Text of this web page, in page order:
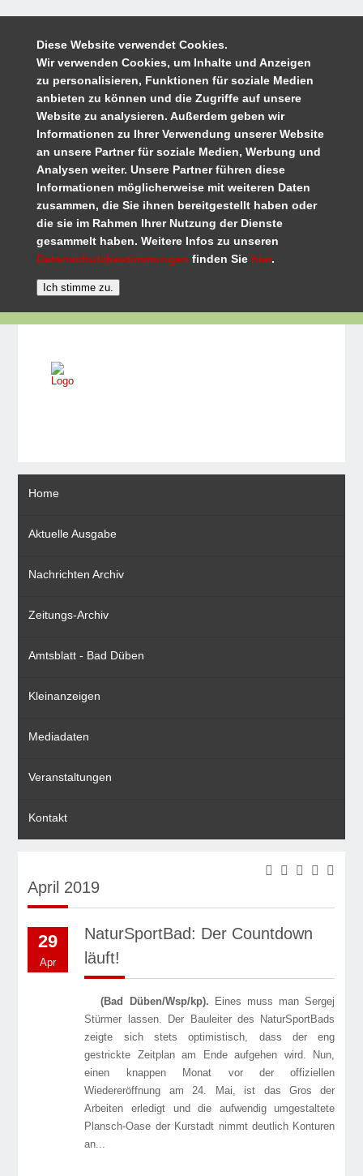
Diese Website verwendet Cookies.
Wir verwenden Cookies, um Inhalte und Anzeigen
zu personalisieren, Funktionen für soziale Medien
anbieten zu können und die Zugriffe auf unsere
Website zu analysieren. Außerdem geben wir
Informationen zu Ihrer Verwendung unserer Website
an unsere Partner für soziale Medien, Werbung und
Analysen weiter. Unsere Partner führen diese
Informationen möglicherweise mit weiteren Daten
zusammen, die Sie ihnen bereitgestellt haben oder
die sie im Rahmen Ihrer Nutzung der Dienste
gesammelt haben. Weitere Infos zu unseren
Datenschutzbestimmungen finden Sie hier.
Home
Aktuelle Ausgabe
Nachrichten Archiv
Zeitungs-Archiv
Amtsblatt - Bad Düben
Kleinanzeigen
Mediadaten
Veranstaltungen
Kontakt
April 2019
29
Apr
NaturSportBad: Der Countdown
läuft!
(Bad Düben/Wsp/kp). Eines muss man Sergej
Stürmer lassen. Der Bauleiter des NaturSportBads
zeigte sich stets optimistisch, dass der eng
gestrickte Zeitplan am Ende aufgehen wird. Nun,
einen knappen Monat vor der offiziellen
Wiedereröffnung am 24. Mai, ist das Gros der
Arbeiten erledigt und die aufwendig umgestaltete
Plansch-Oase der Kurstadt nimmt deutlich Konturen
an...